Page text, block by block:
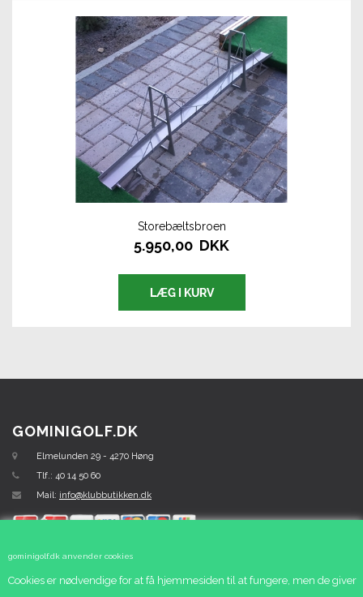
gominigolf.dk anvender cookies
Cookies er nødvendige for at få hjemmesiden til at fungere, men de giver
Storebæltsbroen
5.950,00 DKK
GOMINIGOLF.DK
Elmelunden 29 - 4270 Høng
Tlf.: 40 14 50 60
Mail: info@klubbutikken.dk